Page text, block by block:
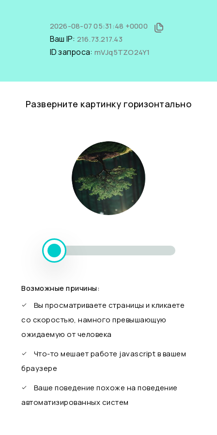
2026-08-07 05:31:48 +0000
Ваш IP: 216.73.217.43
ID запроса: mVJq5TZO24Y1
Разверните картинку горизонтально
Возможные причины:
Вы просматриваете страницы и кликаете
со скоростью, намного превышающую
ожидаемую от человека
Что-то мешает работе javascript в вашем
браузере
Ваше поведение похоже на поведение
автоматизированных систем